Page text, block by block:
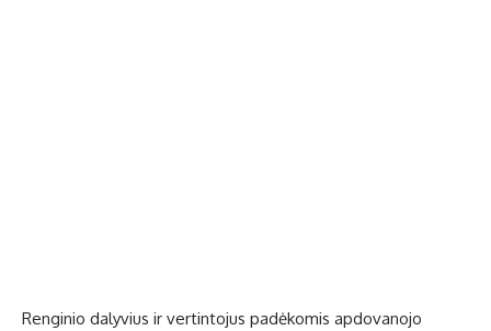
Renginio dalyvius ir vertintojus padėkomis apdovanojo